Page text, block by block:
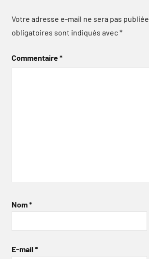
Votre adresse e-mail ne sera pas publiée.
obligatoires sont indiqués avec*
Commentaire*
Nom*
E-mail *